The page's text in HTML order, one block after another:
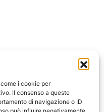
i cookie per
Il consenso a queste
di navigazione o ID